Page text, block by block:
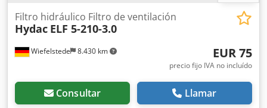
Wiefelstede 8.430 km
Filtro hidráulico Filtro de ventilación
Hydac ELF 5-210-3.0
EUR 75
precio fijo IVA no incluído
Consultar Llamar